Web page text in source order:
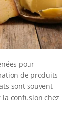
pour
de produits
sont souvent
confusion chez